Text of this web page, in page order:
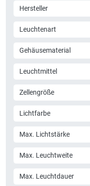
Hersteller
Leuchtenart
Gehäusematerial
Leuchtmittel
Zellengröße
Lichtfarbe
Max. Lichtstärke
Max. Leuchtweite
Max. Leuchtdauer